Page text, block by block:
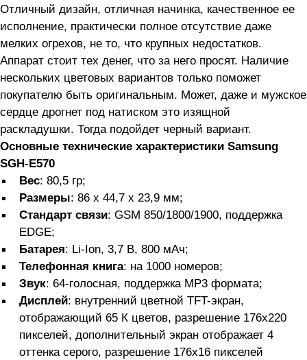
Отличный дизайн, отличная начинка, качественное ее
исполнение, практически полное отсутствие даже
мелких огрехов, не то, что крупных недостатков.
Аппарат стоит тех денег, что за него просят. Наличие
нескольких цветовых вариантов только поможет
покупателю быть оригинальным. Может, даже и мужское
сердце дрогнет под натиском это изящной
раскладушки. Тогда подойдет черный вариант.
Основные технические характеристики Samsung
SGH-E570
Вес: 80,5 гр;
Размеры: 86 x 44,7 x 23,9 мм;
Стандарт связи: GSM 850/1800/1900, поддержка
EDGE;
Батарея: Li-Ion, 3,7 В, 800 мАч;
Телефонная книга: на 1000 номеров;
Звук: 64-голосная, поддержка MP3 формата;
Дисплей: внутренний цветной TFT-экран,
отображающий 65 К цветов, разрешение 176х220
пикселей, дополнительный экран отображает 4
оттенка серого, разрешение 176х16 пикселей